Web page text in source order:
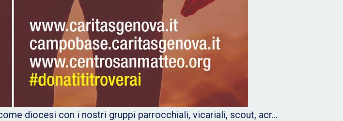
diocesi con i nostri gruppi parrocchiali, vicariali, scout, acr…